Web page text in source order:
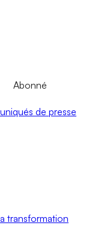
Abonné
de presse
transformation